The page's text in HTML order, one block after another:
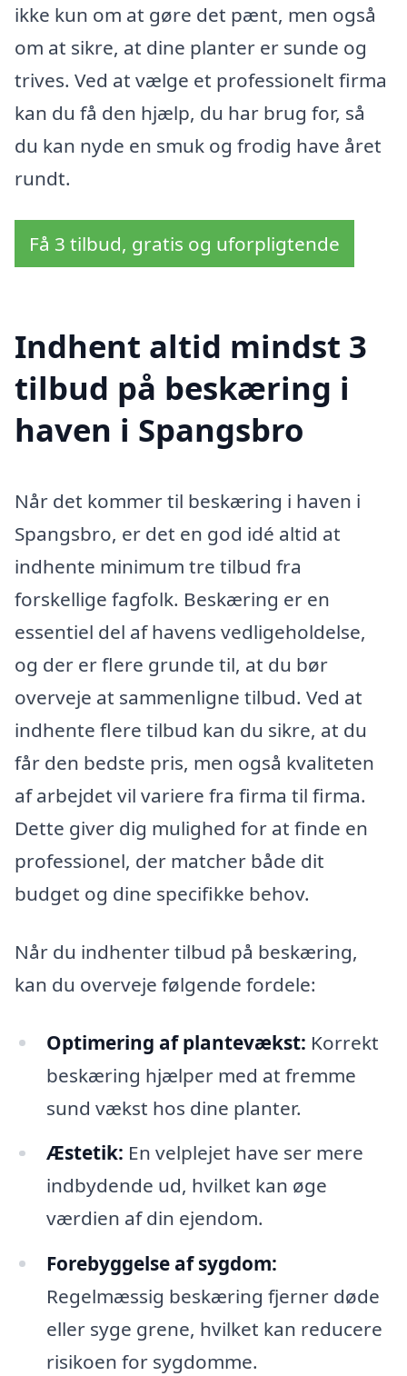
ikke kun om at gøre det pænt, men også
om at sikre, at dine planter er sunde og
trives. Ved at vælge et professionelt firma
kan du få den hjælp, du har brug for, så
du kan nyde en smuk og frodig have året
rundt.
Få 3 tilbud, gratis og uforpligtende
Indhent altid mindst 3
tilbud på beskæring i
haven i Spangsbro
Når det kommer til beskæring i haven i
Spangsbro, er det en god idé altid at
indhente minimum tre tilbud fra
forskellige fagfolk. Beskæring er en
essentiel del af havens vedligeholdelse,
og der er flere grunde til, at du bør
overveje at sammenligne tilbud. Ved at
indhente flere tilbud kan du sikre, at du
får den bedste pris, men også kvaliteten
af arbejdet vil variere fra firma til firma.
Dette giver dig mulighed for at finde en
professionel, der matcher både dit
budget og dine specifikke behov.
Når du indhenter tilbud på beskæring,
kan du overveje følgende fordele:
Optimering af plantevækst: Korrekt
beskæring hjælper med at fremme
sund vækst hos dine planter.
Æstetik: En velplejet have ser mere
indbydende ud, hvilket kan øge
værdien af din ejendom.
Forebyggelse af sygdom:
Regelmæssig beskæring fjerner døde
eller syge grene, hvilket kan reducere
risikoen for sygdomme.